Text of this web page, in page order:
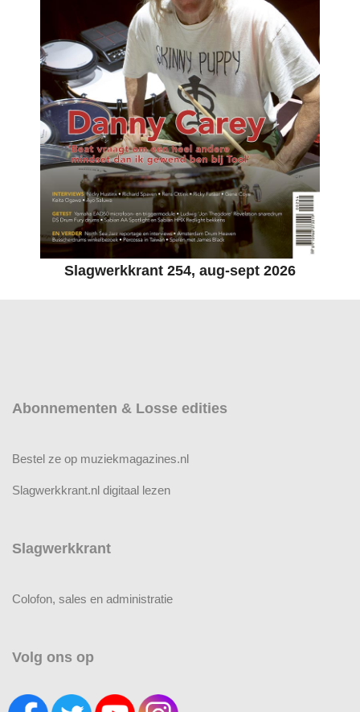
Slagwerkkrant 254, aug-sept 2026
Abonnementen & Losse edities
Bestel ze op muziekmagazines.nl
Slagwerkkrant.nl digitaal lezen
Slagwerkkrant
Colofon, sales en administratie
Volg ons op